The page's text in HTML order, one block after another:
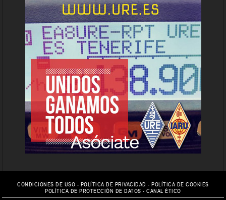
CONDICIONES DE USO - POLÍTICA DE PRIVACIDAD -POLÍTICA DE COOKIES
POLÍTICA DE PROTECCIÓN DE DATOS -CANAL ÉTICO